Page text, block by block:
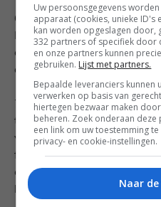
6. Zet in drie bakjes de
Maak de kroketjes door de
op met een spuitzak te
door de bloem, ei en als
7. Verhit in een wat
tot zo’n 160 graden. Laat
voorzichtig met een
frituur deze in zo’n 2-3
even uitlekken op wat
klaar om te serveren.
Uw persoonsgegevens
apparaat (cookies, unieke ID's
kan worden opgeslagen
332 partners of specifiek door
en onze partners kunnen
gebruiken. Lijst met partners.
Bepaalde leveranciers kunnen
verwerken op basis van
hiertegen bezwaar maken
beheren. Zoek onderaan
een link om uw toestemming
privacy- en cookie-instellingen.
Naar